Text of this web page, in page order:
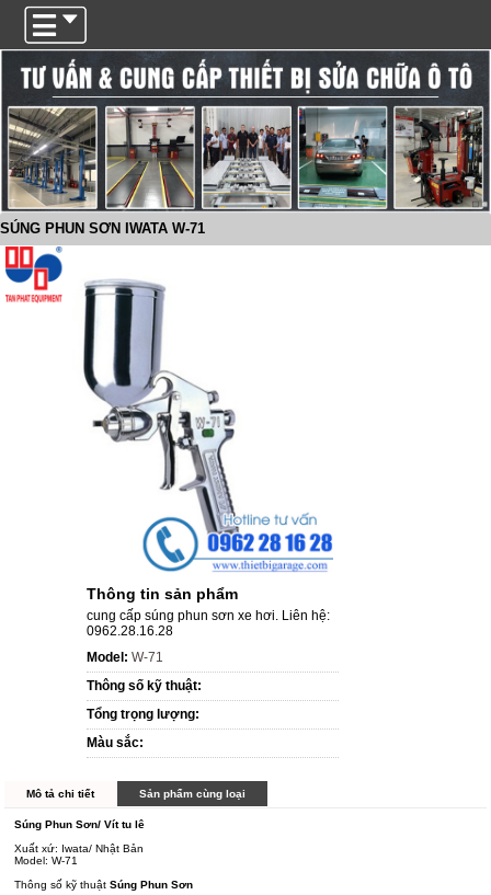
SÚNG PHUN SƠN IWATA W-71
Thông tin sản phẩm
cung cấp súng phun sơn xe hơi. Liên hệ:
0962.28.16.28
Model:W-71
Thông số kỹ thuật:
Tổng trọng lượng:
Màu sắc:
Mô tả chi tiết Sản phẩm cùng loại
Súng Phun Sơn/ Vít tu lê
Xuất xứ: Iwata/ Nhật Bản
Model: W-71
Thông số kỹ thuậtSúng Phun Sơn